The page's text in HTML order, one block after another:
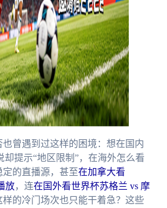
曾遇到过这样的困境：想在国内
提示“地区限制”，在海外怎么看
的直播源，甚至在加拿大看
放，连在国外看世界杯苏格兰 vs 摩
样的冷门场次也只能干着急？这些